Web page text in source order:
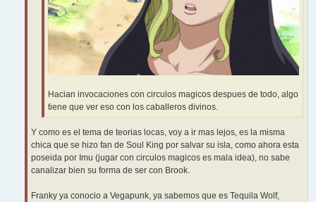
Hacian invocaciones con circulos magicos despues de todo, algo
tiene que ver eso con los caballeros divinos.
Y como es el tema de teorias locas, voy a ir mas lejos, es la misma
chica que se hizo fan de Soul King por salvar su isla, como ahora esta
poseida por Imu (jugar con circulos magicos es mala idea), no sabe
canalizar bien su forma de ser con Brook.
Franky ya conocio a Vegapunk, ya sabemos que es Tequila Wolf,